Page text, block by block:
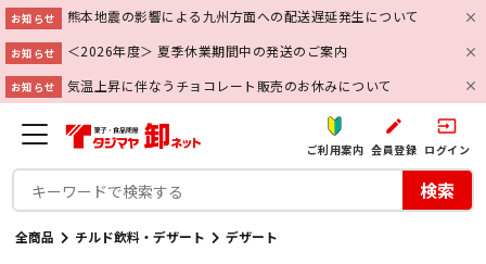
お知らせ 熊本地震の影響による九州方面への配送遅延発生について
お知らせ ＜2026年度＞ 夏季休業期間中の発送のご案内
お知らせ 気温上昇に伴なうチョコレート販売のお休みについて
ご利用案内
create
会員登録
input
ログイン
検索
全商品 チルド飲料・デザート デザート